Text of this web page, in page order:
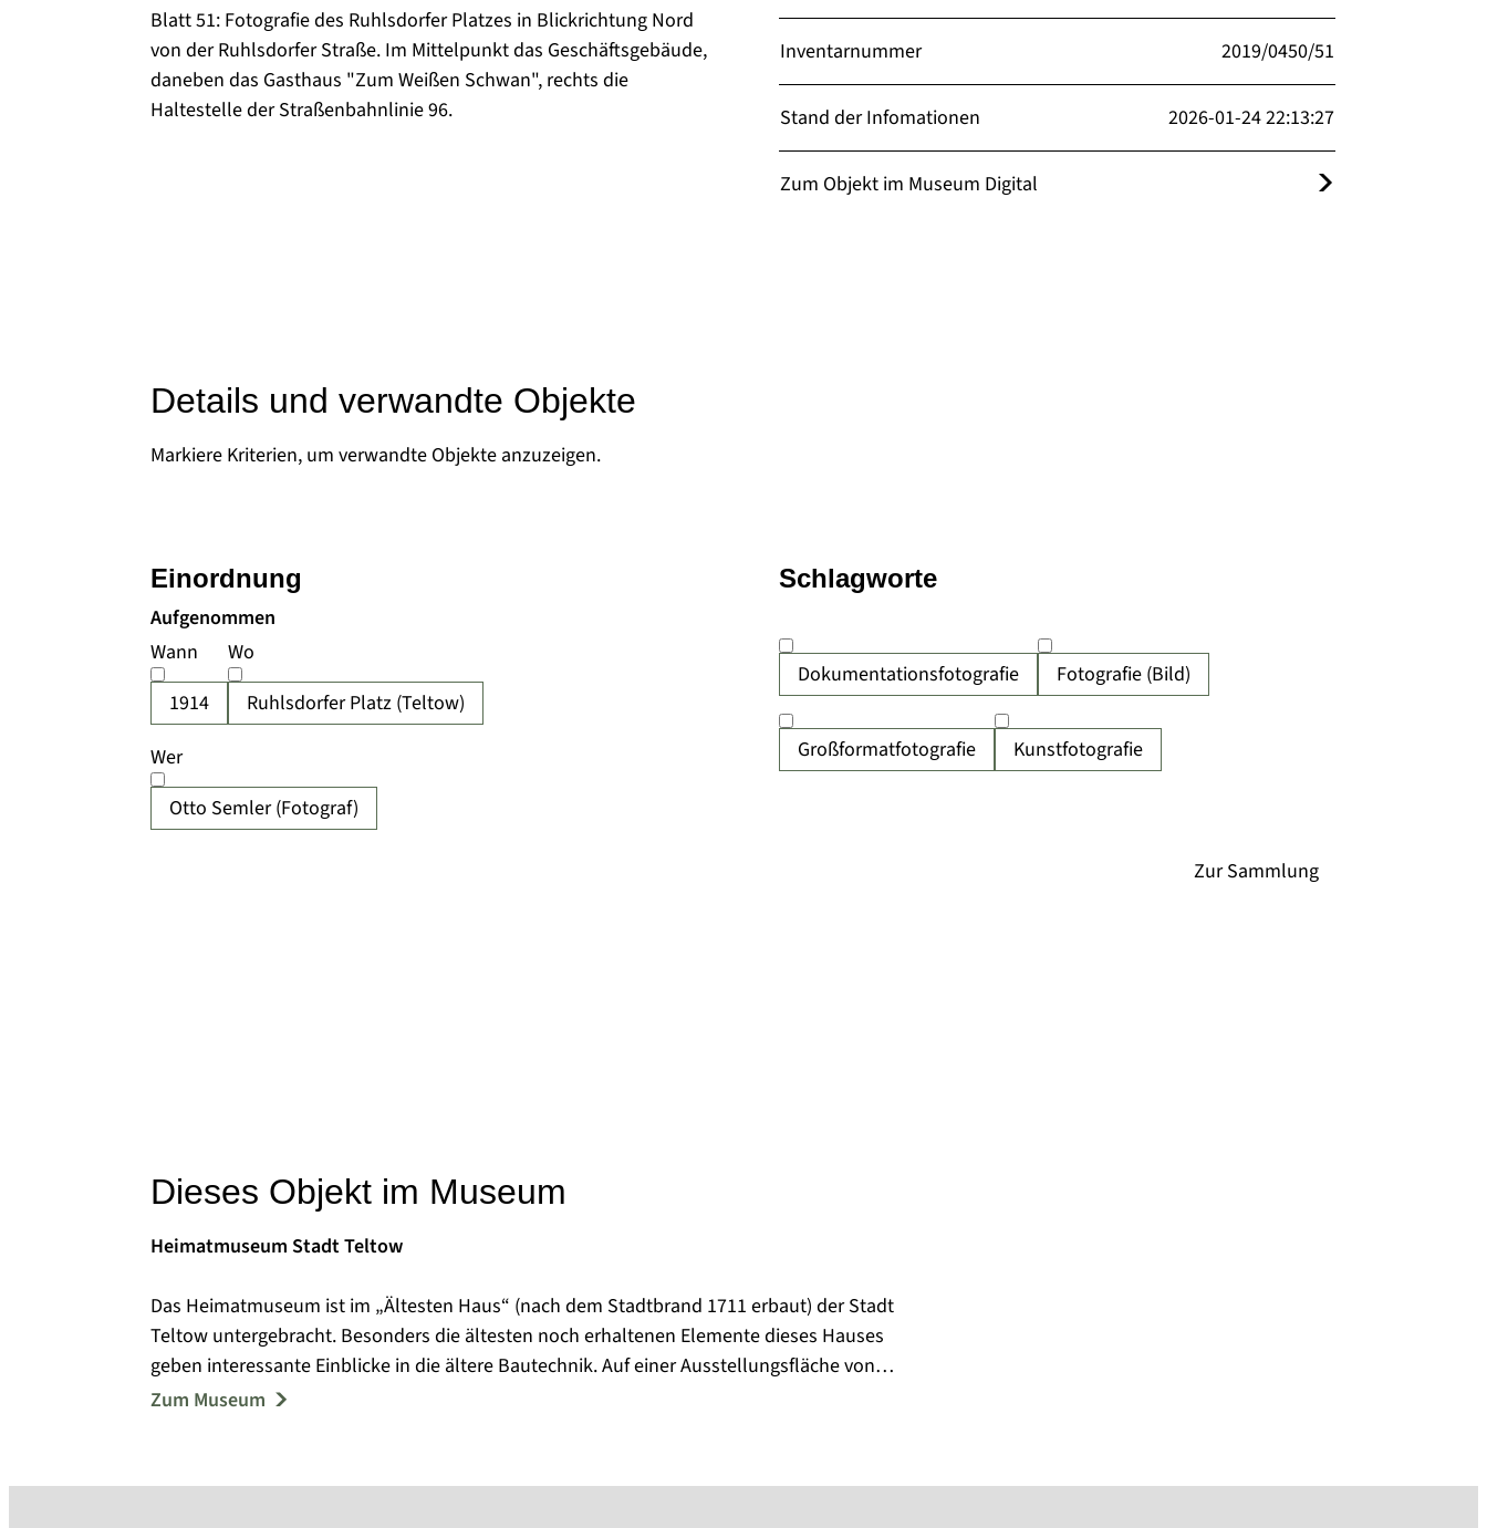
Blatt 51: Fotografie des Ruhlsdorfer Platzes in Blickrichtung Nord
von der Ruhlsdorfer Straße. Im Mittelpunkt das Geschäftsgebäude,
daneben das Gasthaus "Zum Weißen Schwan", rechts die
Haltestelle der Straßenbahnlinie 96.
Inventarnummer 2019/0450/51
Stand der Infomationen 2026-01-24 22:13:27
Zum Objekt im Museum Digital
Details und verwandte Objekte
Markiere Kriterien, um verwandte Objekte anzuzeigen.
Aufgenommen
Wann
1914
Wo
Ruhlsdorfer Platz (Teltow)
Wer
Otto Semler (Fotograf)
Dokumentationsfotografie Fotografie (Bild)
Großformatfotografie Kunstfotografie
Einordnung Schlagworte
Dieses Objekt im Museum
Heimatmuseum Stadt Teltow
Das Heimatmuseum ist im „Ältesten Haus“ (nach dem Stadtbrand 1711 erbaut) der Stadt
Teltow untergebracht. Besonders die ältesten noch erhaltenen Elemente dieses Hauses
geben interessante Einblicke in die ältere Bautechnik. Auf einer Ausstellungsfläche von
etwa 100 m² wird die ortsbezogene Geschichte insbesondere zu den Themenbereichen
topographischen Lage, der Struktur und der Bebauung der Stadt.
Zum Museum